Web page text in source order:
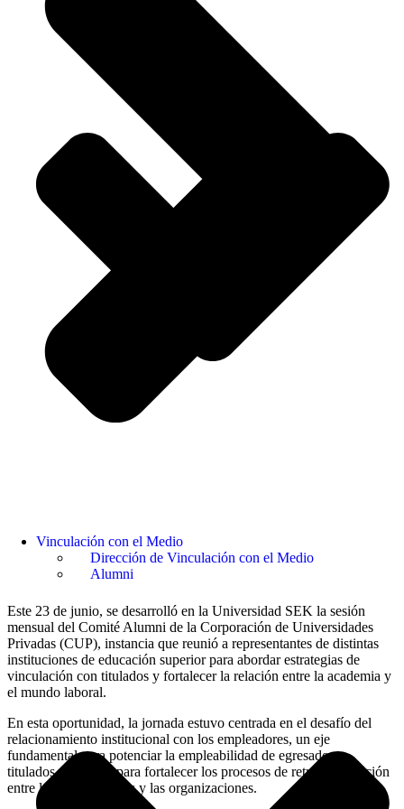
Vinculación con el Medio
Dirección de Vinculación con el Medio
Alumni
Este 23 de junio, se desarrolló en la Universidad SEK la sesión
mensual del Comité Alumni de la Corporación de Universidades
Privadas (CUP), instancia que reunió a representantes de distintas
instituciones de educación superior para abordar estrategias de
vinculación con titulados y fortalecer la relación entre la academia y
el mundo laboral.
En esta oportunidad, la jornada estuvo centrada en el desafío del
relacionamiento institucional con los empleadores, un eje
fundamental para potenciar la empleabilidad de egresados y
titulados, así como para fortalecer los procesos de retroalimentación
entre las universidades y las organizaciones.